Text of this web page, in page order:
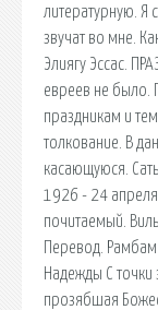
литературную. Я
звучат во мне.
Элиягу Эссас.
евреев не было.
праздникам и
толкование. В
касающуюся.
1926 - 24 апреля
почитаемый.
Перевод.
Надежды С точки
прозябшая